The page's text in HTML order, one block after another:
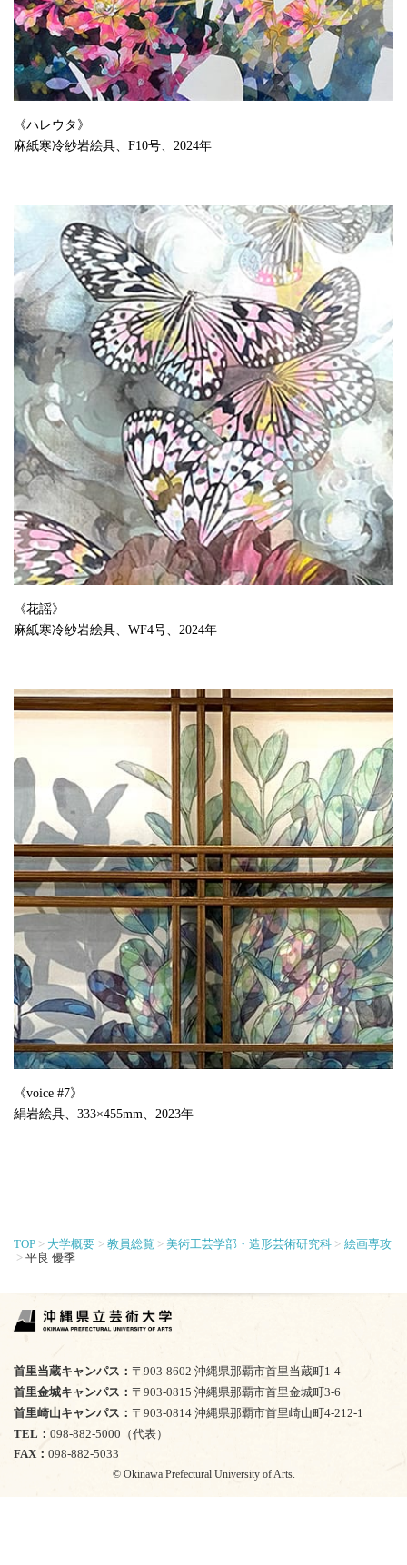
《ハレウタ》
麻紙寒冷紗岩絵具、F10号、2024年
《花謡》
麻紙寒冷紗岩絵具、WF4号、2024年
《voice #7》
絹岩絵具、333×455mm、2023年
TOP 大学概要 教員総覧 美術工芸学部・造形芸術研究科
絵画専攻
平良 優季
TEL
098-882-5000（代表）
FAX
098-882-5033
© Okinawa Prefectural University of Arts.
首里当蔵キャンパス
〒903-8602 沖縄県那覇市首里当蔵町1-4
首里金城キャンパス
〒903-0815 沖縄県那覇市首里金城町3-6
首里崎山キャンパス
〒903-0814 沖縄県那覇市首里崎山町4-212-1